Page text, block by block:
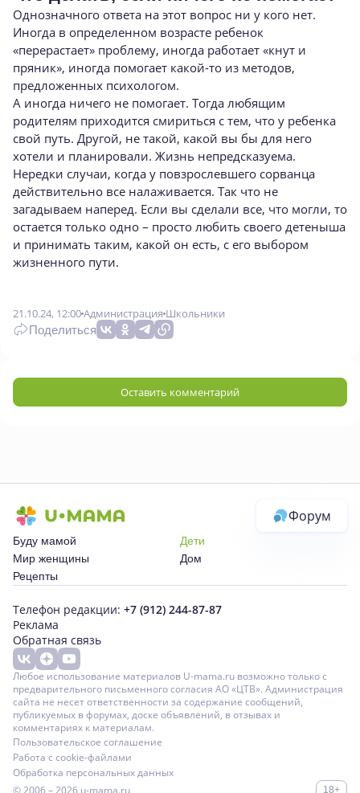
Однозначного ответа на этот вопрос ни у кого нет.
Иногда в определенном возрасте ребенок
«перерастает» проблему, иногда работает «кнут и
пряник», иногда помогает какой-то из методов,
предложенных психологом.
А иногда ничего не помогает. Тогда любящим
родителям приходится смириться с тем, что у ребенка
свой путь. Другой, не такой, какой вы бы для него
хотели и планировали. Жизнь непредсказуема.
Нередки случаи, когда у повзрослевшего сорванца
действительно все налаживается. Так что не
загадываем наперед. Если вы сделали все, что могли, то
остается только одно – просто любить своего детеныша
и принимать таким, какой он есть, с его выбором
жизненного пути.
21.10.24, 12:00Администрация Школьники
Поделиться
Оставить комментарий
Форум
Буду мамой
Дети
Мир женщины
Дом
Рецепты
Телефон редакции: +7 (912) 244-87-87
Реклама
Обратная связь
Любое использование материалов U-mama.ru возможно только с
предварительного письменного согласия АО «ЦТВ». Администрация
сайта не несет ответственности за содержание сообщений,
публикуемых в форумах, доске объявлений, в отзывах и
комментариях к материалам.
Пользовательское соглашение
Работа с cookie-файлами
Обработка персональных данных
© 2006 – 2026 u-mama.ru 18+